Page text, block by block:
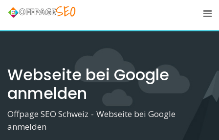
Skip
content
Webseite bei Google
anmelden
Offpage SEO Schweiz - Webseite bei Google
anmelden